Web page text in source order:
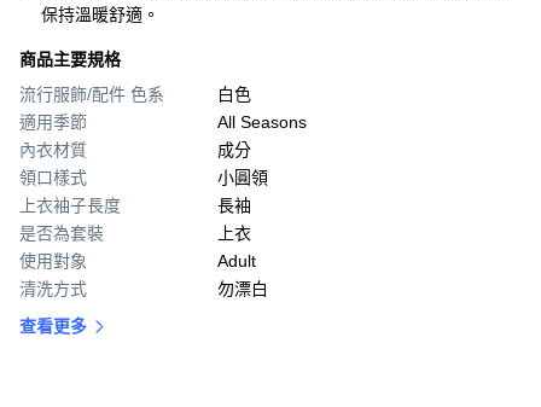
保持溫暖舒適。
商品主要規格
流行服飾/配件 色系
白色
適用季節
All Seasons
內衣材質
成分
領口樣式
小圓領
上衣袖子長度
長袖
是否為套裝
上衣
使用對象
Adult
清洗方式
勿漂白
查看更多